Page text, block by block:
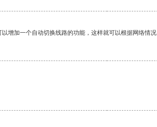
增加一个自动切换线路的功能，这样就可以根据网络情